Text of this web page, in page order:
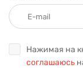
Нажимая на
соглашаюсь